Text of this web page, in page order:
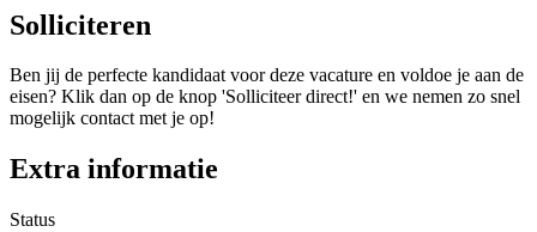
Solliciteren
Ben jij de perfecte kandidaat voor deze vacature en voldoe je aan de
eisen? Klik dan op de knop 'Solliciteer direct!' en we nemen zo snel
mogelijk contact met je op!
Extra informatie
Status